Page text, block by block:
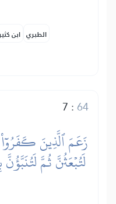
ابن الطبري
7 :64
زَعَمَ ٱلَّذِينَ كَفَرُوٓاْ
لَتُبۡعَثُنَّ ثُمَّ